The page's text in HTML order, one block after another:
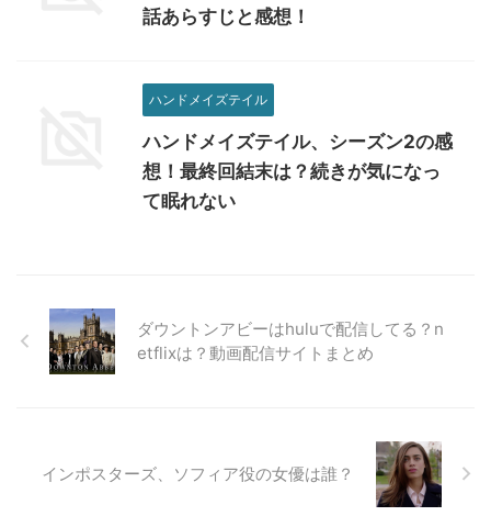
話あらすじと感想！
ハンドメイズテイル
ハンドメイズテイル、シーズン2の感
想！最終回結末は？続きが気になっ
て眠れない
ダウントンアビーはhuluで配信してる？n
etflixは？動画配信サイトまとめ
インポスターズ、ソフィア役の女優は誰？